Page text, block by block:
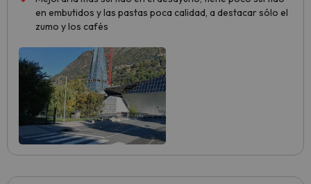
en embutidos y las pastas poca calidad, a destacar sólo el
zumo y los cafés